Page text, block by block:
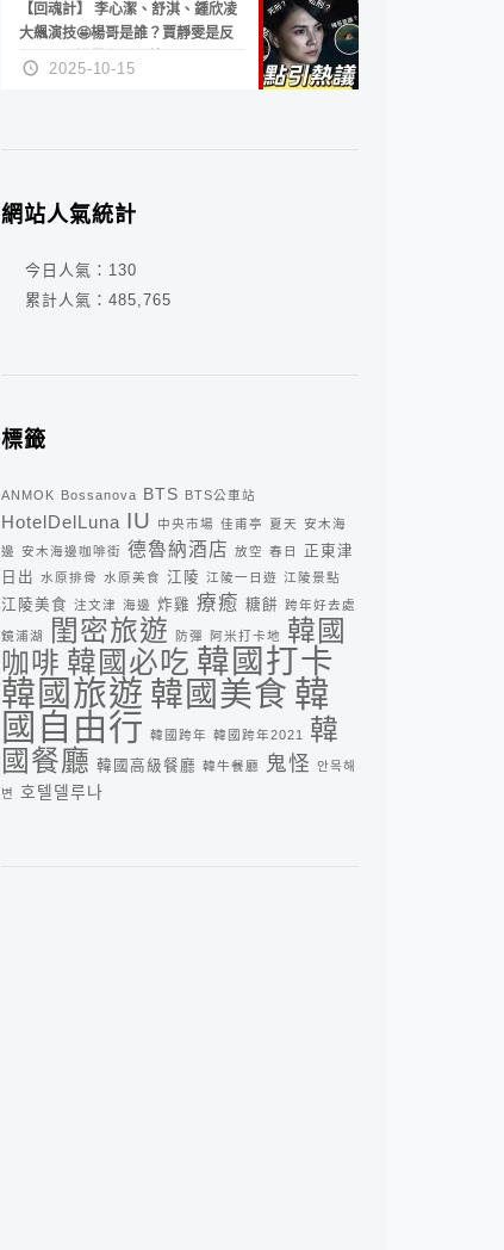
【回魂計】 李心潔、舒淇、鍾欣凌
大飆演技🤩楊哥是誰？賈靜雯是反
派？死刑還是私刑正義
2025-10-15
網站人氣統計
今日人氣： 130
累計人氣： 485,765
標籤
ANMOK Bossanova BTS BTS公車站
HotelDelLuna IU 中央市場 佳甫亭 夏天 安木海
邊 安木海邊咖啡街 德魯納酒店 放空 春日
正東津
日出 水原排骨 水原美食 江陵 江陵一日遊 江陵景點
江陵美食 注文津 海邊 炸雞 療癒 糖餅 跨年好去處
鏡浦湖 閨密旅遊 防彈 阿米打卡地
韓國
咖啡 韓國必吃 韓國打卡
韓國旅遊 韓國美食 韓
國自由行 韓國跨年 韓國跨年2021
韓
國餐廳 韓國高級餐廳 韓牛餐廳 鬼怪 안목해
변
호텔델루나